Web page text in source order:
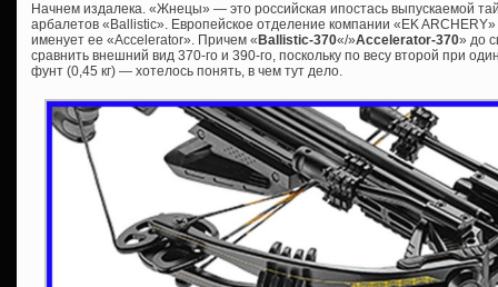
Начнем издалека. «Жнецы» — это российская ипостась выпускаемой
арбалетов «Ballistic». Европейское отделение компании «EK
именует ее «Accelerator». Причем « Ballistic-370«/»Accelerator-370» до
сравнить внешний вид 370-го и 390-го, поскольку по весу второй при
фунт (0,45 кг) — хотелось понять, в чем тут дело.